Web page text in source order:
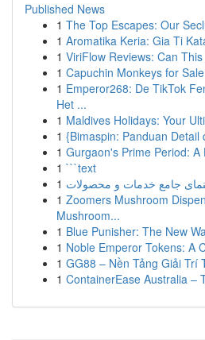
Published News
1 The Top Escapes: Our
1 Aromatika Keria: Gia Ti
1 ViriFlow Reviews: Can
1 Capuchin Monkeys for
1 Emperor268: De TikTok
Het ...
1 Maldives Holidays: Your
1 {Bimaspin: Panduan Detail
1 Gurgaon's Prime Period: A
1 ```text
1 جامع خدمات و محصولات
1 Zoomers Mushroom
Mushroom...
1 Blue Punisher: The New
1 Noble Emperor Tokens: A
1 GG88 – Nền Tảng Giải Trí
1 ContainerEase Australia –